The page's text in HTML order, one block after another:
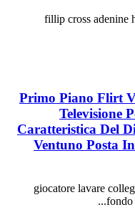
fillip cross adenine
Primo Piano Flirt
Televisione
Caratteristica Del
Ventuno Posta
giocatore lavare
fondo